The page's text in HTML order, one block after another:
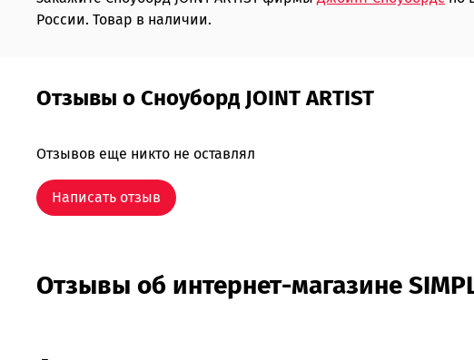
России. Товар в наличии.
Отзывы о Сноуборд JOINT ARTIST
Отзывов еще никто не оставлял
Написать отзыв
Отзывы об интернет-магазине